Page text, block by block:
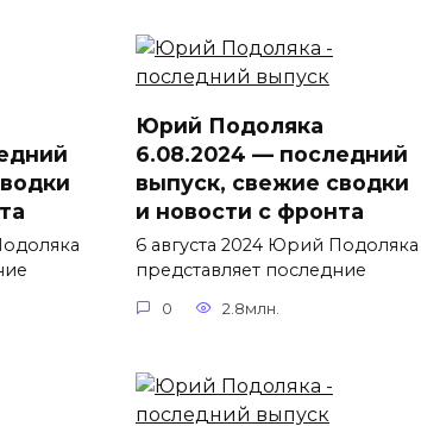
Юрий Подоляка
6.08.2024 — последний
выпуск, свежие сводки
и новости с фронта
6 августа 2024 Юрий Подоляка
представляет последние
0 2.8млн.